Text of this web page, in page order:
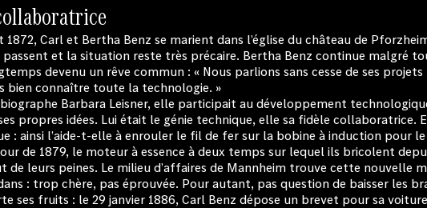
1872, Carl et Bertha Benz se marient dans l’église du château de
passent et la situation reste très précaire. Bertha Benz continue malgré
devenu un rêve commun : « Nous parlions sans cesse de ses
bien connaître toute la technologie. »
biographe Barbara Leisner, elle participait au développement
propres idées. Lui était le génie technique, elle sa fidèle
: ainsi l’aide-t-elle à enrouler le fil de fer sur la bobine à induction pour le
de 1879, le moteur à essence à deux temps sur lequel ils bricolent
de leurs peines. Le milieu d’affaires de Mannheim trouve cette nouvelle
: trop chère, pas éprouvée. Pour autant, pas question de baisser les
ses fruits : le 29 janvier 1886, Carl Benz dépose un brevet pour sa